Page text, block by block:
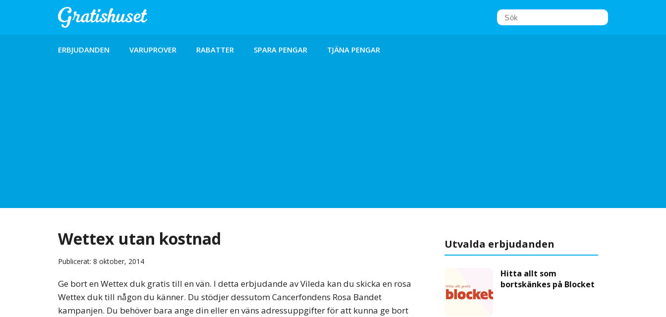
ERBJUDANDEN VARUPROVER RABATTER SPARA PENGAR TJÄNA PENGAR
Wettex utan kostnad
Publicerat: 8 oktober, 2014
Ge bort en Wettex duk gratis till en vän. I detta erbjudande av Vileda kan du skicka en rosa
Wettex duk till någon du känner. Du stödjer dessutom Cancerfondens Rosa Bandet
kampanjen. Du behöver bara ange din eller en väns adressuppgifter för att kunna ge bort
Utvalda erbjudanden
Hitta allt som
bortskänkes på Blocket